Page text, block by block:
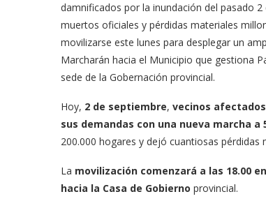
damnificados por la inundación del pasado
muertos oficiales y pérdidas materiales
movilizarse este lunes para desplegar un
Marcharán hacia el Municipio que gestiona
sede de la Gobernación provincial.
Hoy, 2 de septiembre, vecinos
sus demandas con una nueva marcha a
200.000 hogares y dejó cuantiosas pérdidas
La movilización comenzará a las 18.00
hacia la Casa de Gobierno provincial.